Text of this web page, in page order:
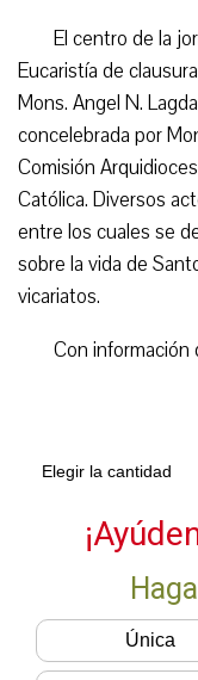
El centro de la
Eucaristía de
Mons. Angel N.
concelebrada por
Comisión
Católica. Diversos
entre los cuales se
sobre la vida de
vicariatos.
Con información